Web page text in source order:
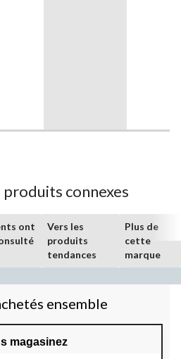
connexes
ont
Vers les
produits
tendances
Plus de
cette
marque
ensemble
magasinez